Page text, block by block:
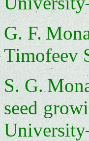
G. F.
Timofeev
S. G.
seed